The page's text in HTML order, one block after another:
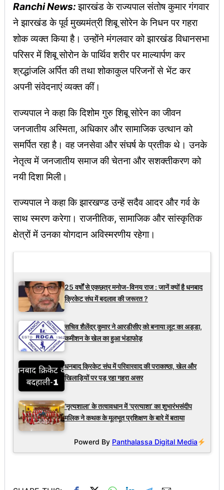
Ranchi News:झारखंड के राज्यपाल संतोष कुमार गंगवार
ने झारखंड के पूर्व मुख्यमंत्री शिबू सोरेन के निधन पर गहरा
शोक व्यक्त किया है। उन्होंने मंगलवार को झारखंड विधानसभा
परिसर में शिबू सोरोन के पार्थिव शरीर पर माल्यार्पण कर
श्रद्धांजलि अर्पित की तथा शोकाकुल परिजनों से भेंट कर
अपनी संवेदनाएं व्यक्त कीं।
राज्यपाल ने कहा कि दिशोम गुरु शिबू सोरेन का जीवन
जनजातीय अस्मिता, अधिकार और सामाजिक उत्थान को
समर्पित रहा है। वह जनसेवा और संघर्ष के प्रतीक थे। उनके
नेतृत्व में जनजातीय समाज की चेतना और सशक्तीकरण को
नयी दिशा मिली।
राज्यपाल ने कहा कि झारखण्ड उन्हें सदैव आदर और गर्व के
साथ स्मरण करेगा। राजनीतिक, सामाजिक और सांस्कृतिक
क्षेत्रों में उनका योगदान अविस्मरणीय रहेगा।
25 वर्षों से एकछत्र मनोज-विनय राज : जानें क्यों है धनबाद
क्रिकेट संघ में बदलाव की जरूरत ?
सचिव शैलेंद्र कुमार ने आरडीसीए को बनाया लूट का अड्डा,
कमीशन के खेल का हुआ भंडाफोड़
धनबाद क्रिकेट संघ में परिवारवाद की पराकाष्ठा, खेल और
खिलाड़ियों पर पड़ रहा गहरा असर
‘नृत्यशाला’ के तत्वावधान में ‘प्रत्याशा’ का शुभारंभसंदीप
मलिक ने कथक के मूलभूत प्रशिक्षण के बारे में बताया
Powerd By Panthalassa Digital Media